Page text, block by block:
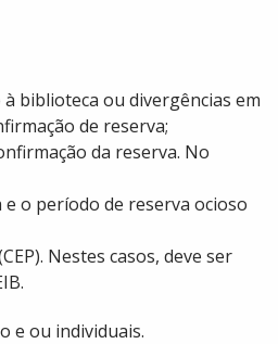
biblioteca ou divergências em
de reserva;
da reserva. No
o período de reserva ocioso
Nestes casos, deve ser
e ou individuais.